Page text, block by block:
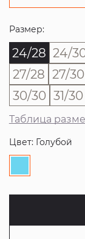
Размер:
24/28 24/
27/28 27/30
30/30 31/30
Таблица
Цвет: Голубой